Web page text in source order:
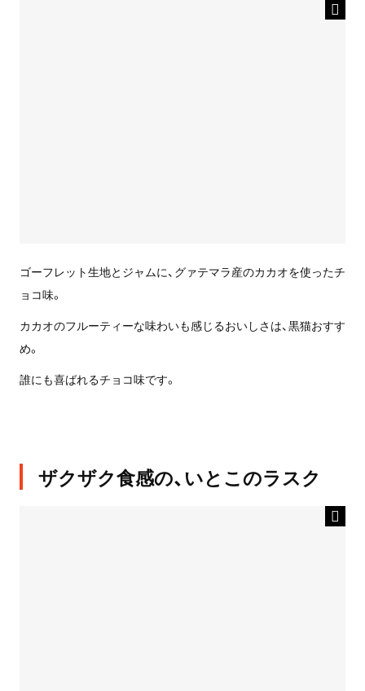
ゴーフレット生地とジャムに、グァテマラ産のカカオを使ったチ
ョコ味。
カカオのフルーティーな味わいも感じるおいしさは、黒猫おすす
め。
誰にも喜ばれるチョコ味です。
ザクザク食感の、いとこのラスク